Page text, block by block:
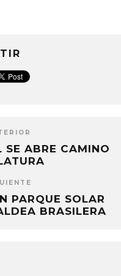
ABRE CAMINO
PARQUE SOLAR
BRASILERA